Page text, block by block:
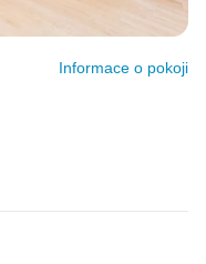
Informace o pokoji